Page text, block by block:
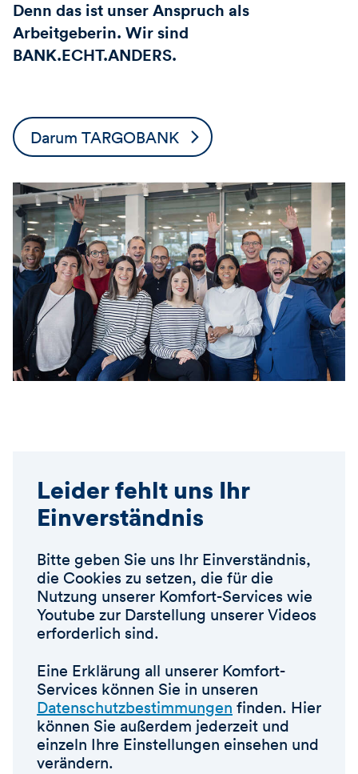
Denn das ist unser Anspruch als
Arbeitgeberin. Wir sind
BANK.ECHT.ANDERS.
Darum TARGOBANK
Leider fehlt uns Ihr
Einverständnis
Bitte geben Sie uns Ihr Einverständnis,
die Cookies zu setzen, die für die
Nutzung unserer Komfort-Services wie
Youtube zur Darstellung unserer Videos
erforderlich sind.
Eine Erklärung all unserer Komfort-
Services können Sie in unseren
Datenschutzbestimmungen finden. Hier
können Sie außerdem jederzeit und
einzeln Ihre Einstellungen einsehen und
verändern.